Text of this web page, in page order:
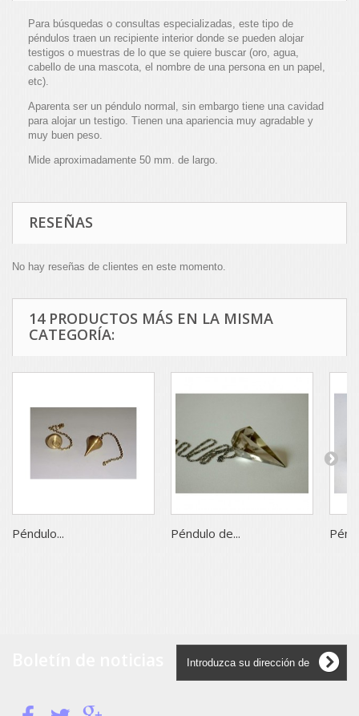
Para búsquedas o consultas especializadas, este tipo de
péndulos traen un recipiente interior donde se pueden alojar
testigos o muestras de lo que se quiere buscar (oro, agua,
cabello de una mascota, el nombre de una persona en un papel,
etc).
Aparenta ser un péndulo normal, sin embargo tiene una cavidad
para alojar un testigo. Tienen una apariencia muy agradable y
muy buen peso.
Mide aproximadamente 50 mm. de largo.
RESEÑAS
No hay reseñas de clientes en este momento.
14 PRODUCTOS MÁS EN LA MISMA
CATEGORÍA:
Péndulo... Péndulo de...